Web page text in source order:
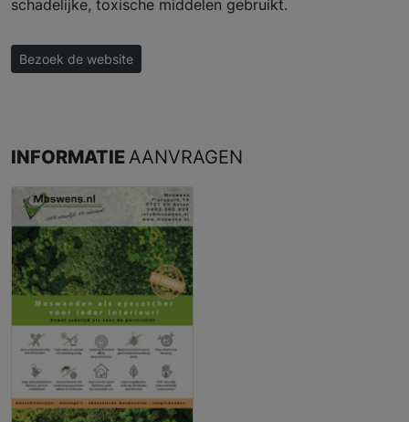
schadelijke, toxische middelen gebruikt.
Bezoek de website
INFORMATIEAANVRAGEN